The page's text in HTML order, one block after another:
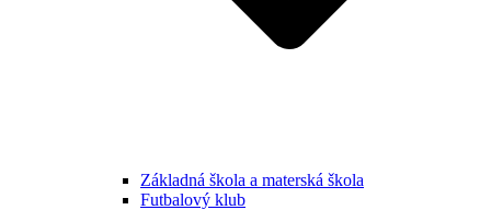
Základná škola a materská škola
Futbalový klub